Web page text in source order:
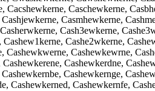
Caschewkerne,
Casmhewkerne,
Cash3ewkerne,
Cashe2wkerne,
Cashewkewrne,
Cashewkerdne,
Cashewkernge,
Cashewkerned, Cashewkernfe,